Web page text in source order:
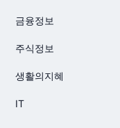
금융정보
주식정보
생활의지혜
IT